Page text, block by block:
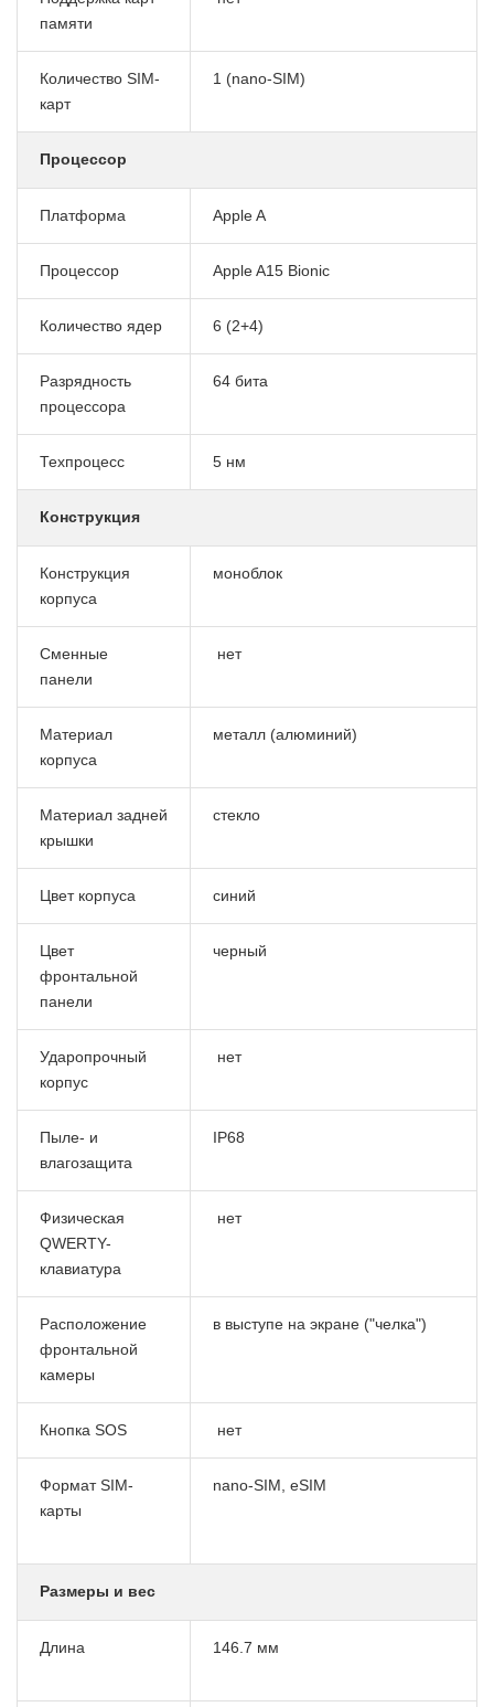
памяти
Количество SIM-
карт
1 (nano-SIM)
Процессор
Платформа Apple A
Процессор Apple A15 Bionic
Количество ядер 6 (2+4)
Разрядность
процессора
64 бита
Техпроцесс 5 нм
Конструкция
Конструкция
корпуса
моноблок
Сменные
панели
нет
Материал
корпуса
металл (алюминий)
Материал задней
крышки
стекло
Цвет корпуса синий
Цвет
фронтальной
панели
черный
Ударопрочный
корпус
нет
Пыле- и
влагозащита
IP68
Физическая
QWERTY-
клавиатура
нет
Расположение
фронтальной
камеры
в выступе на экране ("челка")
Кнопка SOS нет
Формат SIM-
карты
nano-SIM, eSIM
Размеры и вес
Длина 146.7 мм